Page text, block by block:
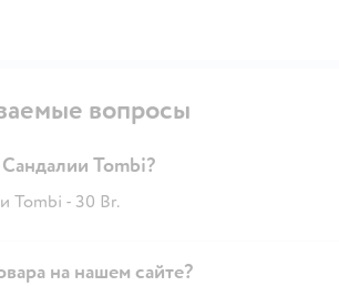
вопросы
Tombi?
Tombi - 30 Br.
на нашем сайте?